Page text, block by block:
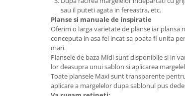
Margele HAMA MAXI
Mărgele HAMA MIDI
Mărgele HAMA MINI
Perceperea timpului - TimeTimer
Stimulare senzoriala
Stimulare auditiva
sau il puteti agata in fereastra, etc.
Planse si manuale de inspiratie
Oferim o larga varietate de planse iar plansa
conceputa in asa fel incat sa poata fi unita
mari.
Plansele de baza Midi sunt disponibile si in
lor deasupra unui sablon si aplicarea
Toate plansele Maxi sunt transparente
aplicare a margelelor dupa sablonul pus